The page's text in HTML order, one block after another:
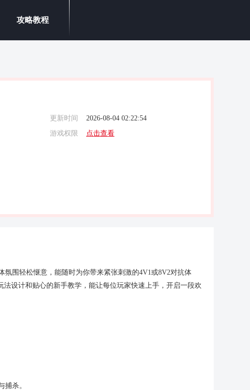
攻略教程
更新时间
2026-08-04 02:22:54
游戏权限
点击查看
氛围轻松惬意，能随时为你带来紧张刺激的4V1或8V2对抗体
设计和贴心的新手教学，能让每位玩家快速上手，开启一段欢
捕杀。